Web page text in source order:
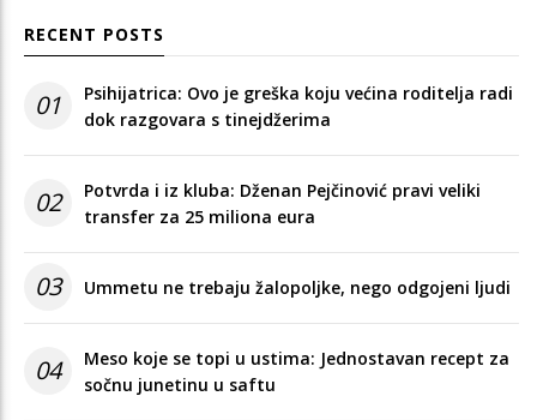
RECENT POSTS
01
Psihijatrica: Ovo je greška koju većina roditelja radi
dok razgovara s tinejdžerima
02
Potvrda i iz kluba: Dženan Pejčinović pravi veliki
transfer za 25 miliona eura
03 Ummetu ne trebaju žalopoljke, nego odgojeni ljudi
04
Meso koje se topi u ustima: Jednostavan recept za
sočnu junetinu u saftu